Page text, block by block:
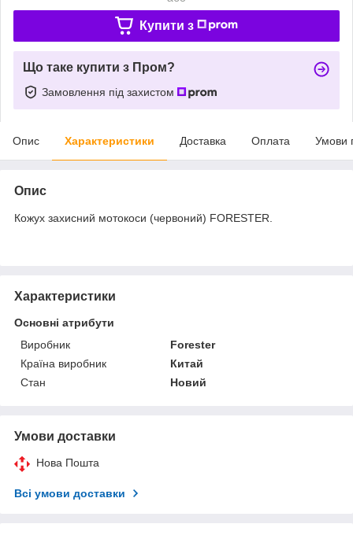
Купити з
Що таке купити з Пром?
Замовлення під захистом
Опис Характеристики Доставка Оплата Умови
Опис
Кожух захисний мотокоси (червоний) FORESTER.
Характеристики
Основні атрибути
Виробник
Forester
Країна виробник
Китай
Стан
Новий
Умови доставки
Нова Пошта
Всі умови доставки